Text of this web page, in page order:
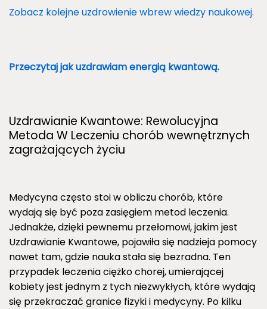
Zobacz kolejne uzdrowienie wbrew wiedzy naukowej.
Przeczytaj jak uzdrawiam energią kwantową.
Uzdrawianie Kwantowe: Rewolucyjna
Metoda W Leczeniu chorób wewnętrznych
zagrażających życiu
Medycyna często stoi w obliczu chorób, które
wydają się być poza zasięgiem metod leczenia.
Jednakże, dzięki pewnemu przełomowi, jakim jest
Uzdrawianie Kwantowe, pojawiła się nadzieja pomocy
nawet tam, gdzie nauka stała się bezradna. Ten
przypadek leczenia ciężko chorej, umierającej
kobiety jest jednym z tych niezwykłych, które wydają
się przekraczać granice fizyki i medycyny. Po kilku